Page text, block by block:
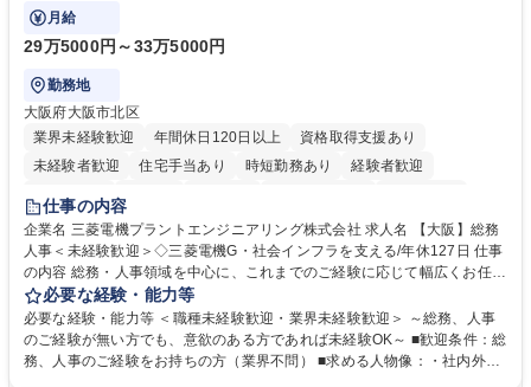
月給
29万5000円～33万5000円
勤務地
大阪府大阪市北区
業界未経験歓迎
年間休日120日以上
資格取得支援あり
未経験者歓迎
住宅手当あり 時短勤務あり
経験者歓迎
退職金あり
駅近5分以内
土日祝休み 服装自由 寮・社宅あり 食事補助あり
仕事の内容
企業名 三菱電機プラントエンジニアリング株式会社 求人名 【大阪】総務
人事＜未経験歓迎＞◇三菱電機G・社会インフラを支える/年休127日 仕事
の内容 総務・人事領域を中心に、これまでのご経験に応じて幅広くお任せ
します。 ＜具体的には＞ ・総務/人事労務（給与・社保・勤怠管理など）
・採用・教育研修 ・福利厚生運用 など ※基本的には事務所勤務ですが、
採用や教育等の業務内容により、関西圏以外への日帰り・宿泊を伴う国内
出張もございます。 ※担当業務を持ちつつ、お互いに助け合いながら、総
必要な経験・能力等
必要な経験・能力等 ＜職種未経験歓迎・業界未経験歓迎＞ ～総務、人事
のご経験が無い方でも、意欲のある方であれば未経験OK～ ■歓迎条件：総
務、人事のご経験をお持ちの方（業界不問） ■求める人物像：・社内外の